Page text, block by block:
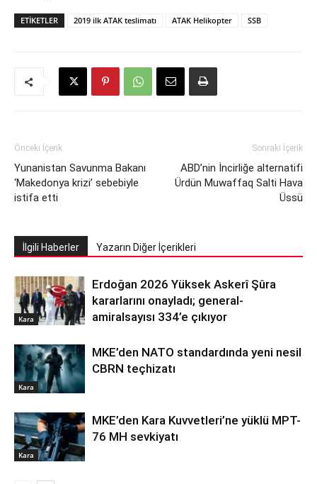
ETIKETLER 2019 ilk ATAK teslimatı ATAK Helikopter SSB
Önceki İçerik
Yunanistan Savunma Bakanı
‘Makedonya krizi’ sebebiyle
istifa etti
Sonraki İçerik
ABD’nin İncirliğe alternatifi
Ürdün Muwaffaq Salti Hava
Üssü
İlgili Haberler Yazarın Diğer İçerikleri
Kara
Erdoğan 2026 Yüksek Askerî Şûra
kararlarını onayladı; general-
amiralsayısı 334’e çıkıyor
Kara
MKE’den NATO standardında yeni nesil
CBRN teçhizatı
Kara
MKE’den Kara Kuvvetleri’ne yüklü MPT-
76 MH sevkiyatı